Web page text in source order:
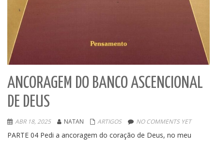
ANCORAGEM DO BANCO ASCENCIONAL
DE DEUS
ABR 18, 2025 NATAN ARTIGOS NO COMMENTS YET
PARTE 04 Pedi a ancoragem do coração de Deus, no meu